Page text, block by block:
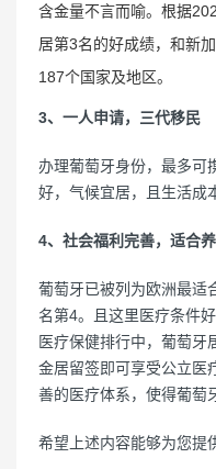
含金量不言而喻。根据
居第3名的好成绩，和新
187个国家及地区。
3、一人申请，三代移民
办理葡萄牙身份，最多可
好，气候宜居，且生活成
4、社会福利完善，适合
葡萄牙已被列为欧洲最适
名第4。且这里医疗条件
医疗保健排行中，葡萄牙
金居留签即可享受公立医
善的医疗体系，使得葡萄
希望上述内容能够为您提